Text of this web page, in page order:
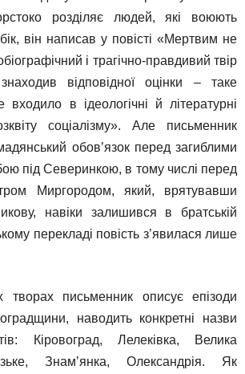
розділяє людей, які воюють
він написав у повісті «Мертвим не
і трагічно-правдивий твір
відповідної оцінки – таке
в ідеологічні й літературні
соціалізму». Але письменник
обов’язок перед загиблими
під Северинкою, в тому числі перед
Миргородом, який, врятувавши
навіки залишився в братській
перекладі повість з’явилася лише
творах письменник описує епізоди
наводить конкретні назви
Кіровоград, Лелеківка, Велика
Знам’янка, Олександрія. Як